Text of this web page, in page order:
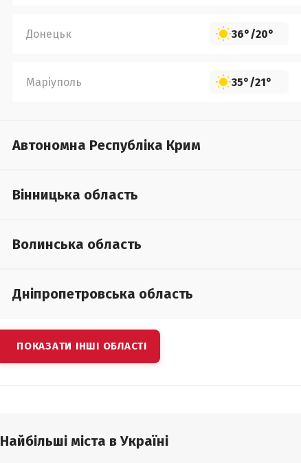
Донецьк 36°/20°
Маріуполь 35°/21°
Автономна Республіка Крим
Вінницька область
Волинська область
Дніпропетровська область
ПОКАЗАТИ ІНШІ ОБЛАСТІ
Найбільші міста в Україні